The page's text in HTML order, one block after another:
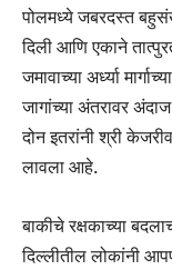
पोलमध्ये जबरदस्त
दिली आणि एकाने
जमावाच्या अर्ध्या
जागांच्या अंतरावर
दोन इतरांनी श्री
लावला आहे.
बाकीचे रक्षकाच्या
दिल्लीतील लोकांनी